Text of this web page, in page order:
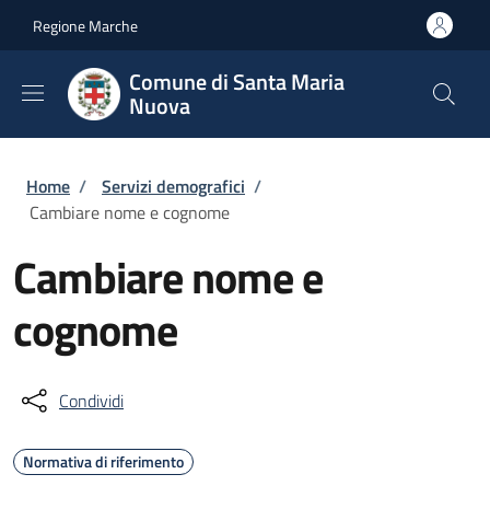
Regione Marche
Comune di Santa Maria
Nuova
Briciole di pane
Home / Servizi demografici /
Cambiare nome e cognome
Cambiare nome e
cognome
Condividi
Normativa di riferimento